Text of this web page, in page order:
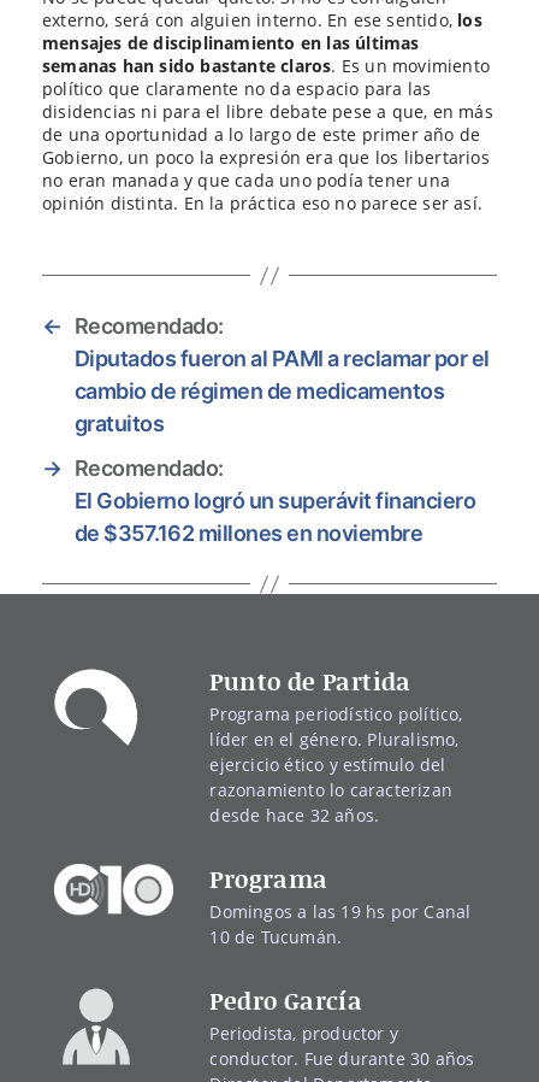
externo, será con alguien interno. En ese sentido, los
mensajes de disciplinamiento en las últimas
semanas han sido bastante claros. Es un movimiento
político que claramente no da espacio para las
disidencias ni para el libre debate pese a que, en más
de una oportunidad a lo largo de este primer año de
Gobierno, un poco la expresión era que los libertarios
no eran manada y que cada uno podía tener una
opinión distinta. En la práctica eso no parece ser así.
←
Recomendado:
Diputados fueron al PAMI a reclamar por el
cambio de régimen de medicamentos
gratuitos
→ Recomendado:
El Gobierno logró un superávit financiero
de $357.162 millones en noviembre
Punto de Partida
Programa periodístico político,
líder en el género. Pluralismo,
ejercicio ético y estímulo del
razonamiento lo caracterizan
desde hace 32 años.
Programa
Domingos a las 19 hs por Canal
10 de Tucumán.
Pedro García
Periodista, productor y
conductor. Fue durante 30 años